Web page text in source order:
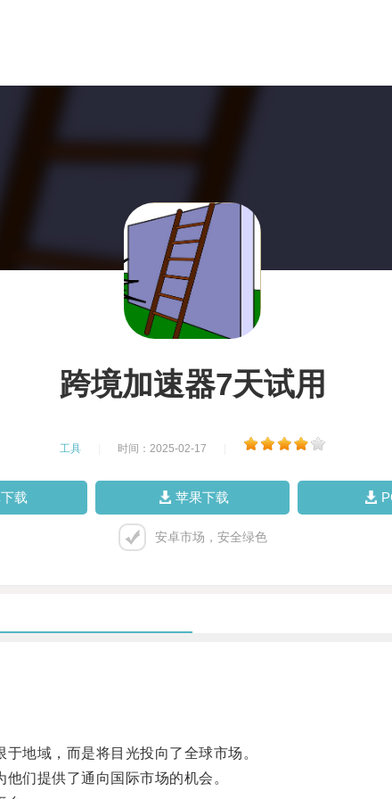
跨境加速器7天试用
工具 时间：2025-02-17
载 苹果下载
安卓市场，安全绿色
地域，而是将目光投向了全球市场。
们提供了通向国际市场的机会。